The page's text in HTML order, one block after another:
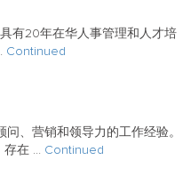
有20年在华人事管理和人才培
Continued
、营销和领导力的工作经验。
存在 … Continued